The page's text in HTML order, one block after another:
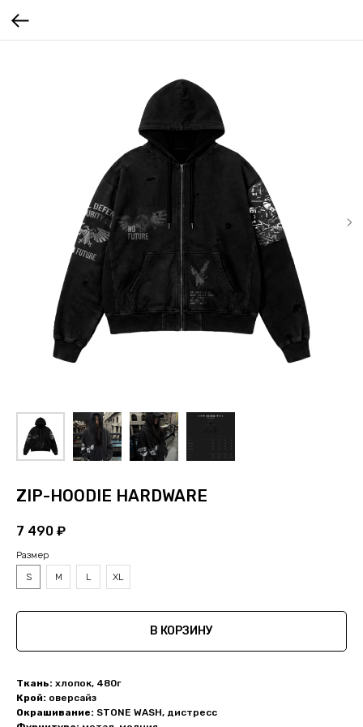
ZIP-HOODIE HARDWARE
7 490 ₽
Размер
S
M L XL
В КОРЗИНУ
Ткань: хлопок, 480г
Крой: оверсайз
Окрашивание: STONE WASH, дистресс